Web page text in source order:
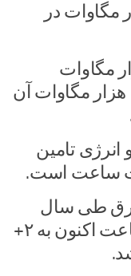
اتمی تنها ۲ هزار مگاوات در
سه سال حدود ۸ هزار مگاوات
نیروگاه احداث شده است که ۶ هزار مگاوات آن
تامین
برق طی سال
های از ۱۰+ میلیارد کیلووات ساعت اکنون به ۲+